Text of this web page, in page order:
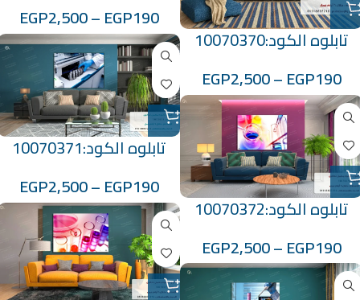
EGP190
–
EGP2,500
تابلوه الكود:10070370
EGP190
–
EGP2,500
تابلوه الكود:10070371
EGP190
–
EGP2,500
تابلوه الكود:10070372
EGP190
–
EGP2,500